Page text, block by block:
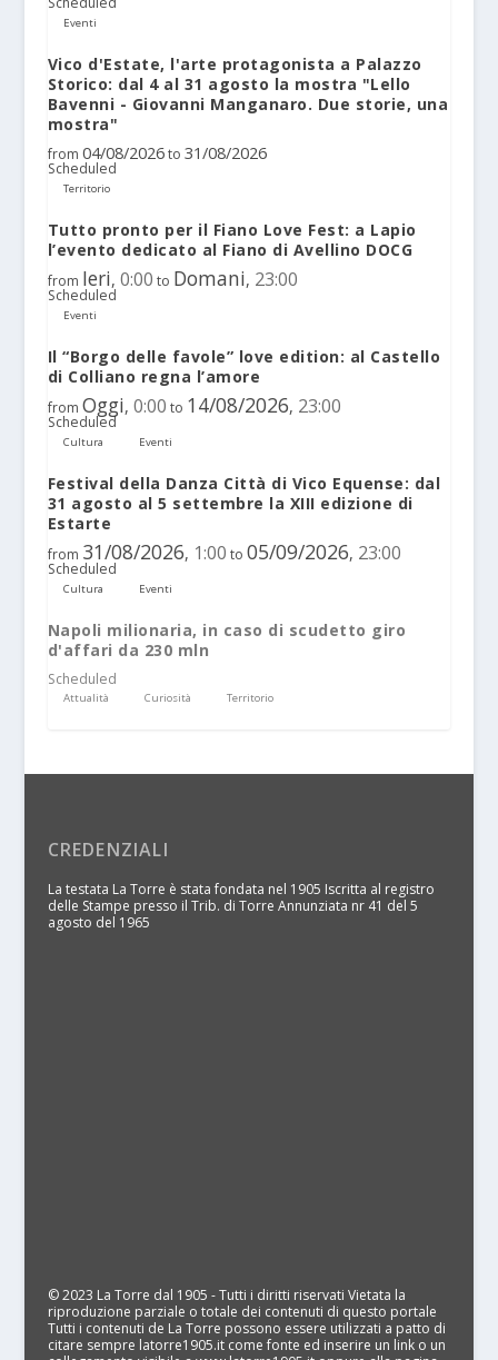
Eventi
Vico d'Estate, l'arte protagonista a Palazzo
Storico: dal 4 al 31 agosto la mostra "Lello
Bavenni - Giovanni Manganaro. Due storie, una
mostra"
from 04/08/2026 to 31/08/2026
Scheduled
Territorio
Tutto pronto per il Fiano Love Fest: a Lapio
l’evento dedicato al Fiano di Avellino DOCG
from Ieri, 0:00 to Domani, 23:00
Scheduled
Eventi
Il “Borgo delle favole” love edition: al Castello
di Colliano regna l’amore
from Oggi, 0:00 to 14/08/2026, 23:00
Scheduled
Cultura Eventi
Festival della Danza Città di Vico Equense: dal
31 agosto al 5 settembre la XIII edizione di
Estarte
from 31/08/2026, 1:00 to 05/09/2026, 23:00
Scheduled
Cultura Eventi
Napoli milionaria, in caso di scudetto giro
d'affari da 230 mln
Scheduled
Attualità Curiosità Territorio
CREDENZIALI
La testata La Torre è stata fondata nel 1905 Iscritta al registro
delle Stampe presso il Trib. di Torre Annunziata nr 41 del 5
agosto del 1965
© 2023 La Torre dal 1905 - Tutti i diritti riservati Vietata la
riproduzione parziale o totale dei contenuti di questo portale
Tutti i contenuti de La Torre possono essere utilizzati a patto di
citare sempre latorre1905.it come fonte ed inserire un link o un